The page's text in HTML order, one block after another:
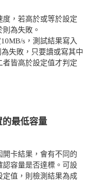
，若高於或等於設定
為失敗。
s，測試結果寫入
失敗，只要讀或寫其中
皆高於設定值才判定
的最低容量
卡結果，會有不同的
容量是否達標。可設
定值，則檢測結果為成